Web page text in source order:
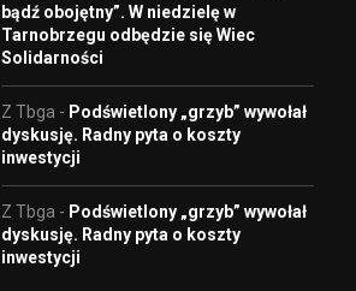
bądź obojętny”. W niedzielę w
Tarnobrzegu odbędzie się Wiec
Solidarności
Z Tbga - Podświetlony „grzyb” wywołał
dyskusję. Radny pyta o koszty
inwestycji
Z Tbga - Podświetlony „grzyb” wywołał
dyskusję. Radny pyta o koszty
inwestycji